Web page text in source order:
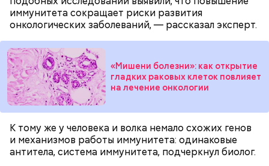
иммунитета сокращает риски развития
онкологических заболеваний, — рассказал эксперт.
«Мишени болезни»: как открытие
гладких раковых клеток повлияет
на лечение онкологии
К тому же у человека и волка немало схожих генов
и механизмов работы иммунитета: одинаковые
антитела, система иммунитета, подчеркнул биолог.
Готовим:Нужно в течение 10 минут обжарить
перцы на мангале с раскаленными углями. Красный
лук нарезать кольцами и подпечь с двух сторон.
Кабачок и баклажан нарезать крупными кольцами,
приправить солью и выложить на мангал к перцам.
Сливочное масло необходимо немного
растопить и взбить с сахаром, туда же
добавить ванильный сахар и соль. Все эти
ингредиенты нужно взбивать миксером
примерно три минуты, пока масло не
побелеет.
Тесто сразу можно выпекать, ему не нужна
расстойка, предупредил шеф-повар: